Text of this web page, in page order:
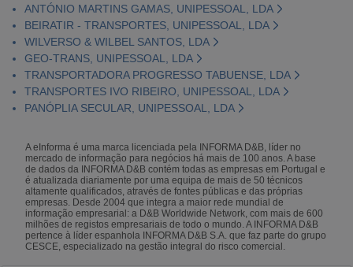
ANTÓNIO MARTINS GAMAS, UNIPESSOAL, LDA
BEIRATIR - TRANSPORTES, UNIPESSOAL, LDA
WILVERSO & WILBEL SANTOS, LDA
GEO-TRANS, UNIPESSOAL, LDA
TRANSPORTADORA PROGRESSO TABUENSE, LDA
TRANSPORTES IVO RIBEIRO, UNIPESSOAL, LDA
PANÓPLIA SECULAR, UNIPESSOAL, LDA
A eInforma é uma marca licenciada pela INFORMA D&B, líder no
mercado de informação para negócios há mais de 100 anos. A base
de dados da INFORMA D&B contém todas as empresas em Portugal e
é atualizada diariamente por uma equipa de mais de 50 técnicos
altamente qualificados, através de fontes públicas e das próprias
empresas. Desde 2004 que integra a maior rede mundial de
informação empresarial: a D&B Worldwide Network, com mais de 600
milhões de registos empresariais de todo o mundo. A INFORMA D&B
pertence à líder espanhola INFORMA D&B S.A. que faz parte do grupo
CESCE, especializado na gestão integral do risco comercial.